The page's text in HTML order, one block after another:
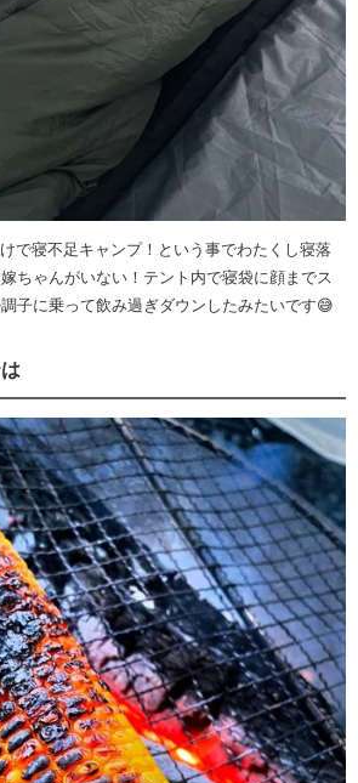
で寝不足キャンプ！という事でわたくし寝落
ちゃんがいない！テント内で寝袋に顔までス
子に乗って飲み過ぎダウンしたみたいです😅